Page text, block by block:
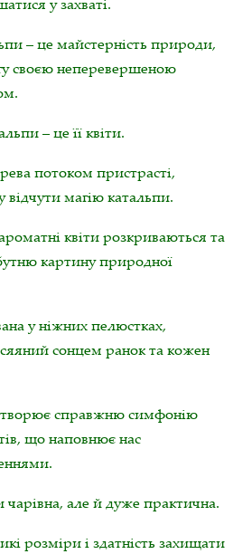
– це майстерність природи,
своєю неперевершеною
– це її квіти.
потоком пристрасті,
магію катальпи.
квіти розкриваються та
картину природної
у ніжних пелюстках,
сонцем ранок та кожен
справжню симфонію
що наповнює нас
чарівна, але й дуже практична.
розміри і здатність захищати